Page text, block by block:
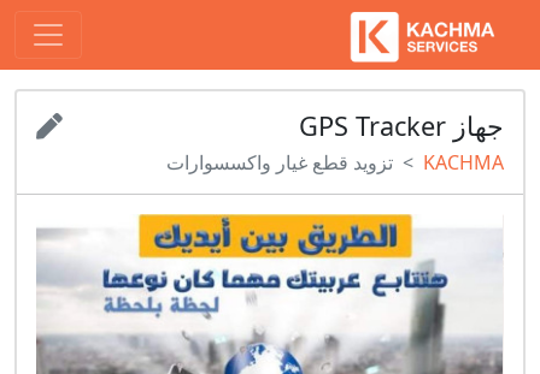
جهاز GPS Tracker
KACHMA تزويد قطع غيار واكسسوارات